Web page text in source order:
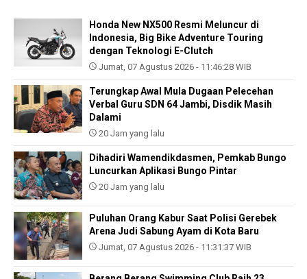
Honda New NX500 Resmi Meluncur di
Indonesia, Big Bike Adventure Touring
dengan Teknologi E-Clutch
Jumat, 07 Agustus 2026 - 11:46:28 WIB
Terungkap Awal Mula Dugaan Pelecehan
Verbal Guru SDN 64 Jambi, Disdik Masih
Dalami
20 Jam yang lalu
Dihadiri Wamendikdasmen, Pemkab Bungo
Luncurkan Aplikasi Bungo Pintar
20 Jam yang lalu
Puluhan Orang Kabur Saat Polisi Gerebek
Arena Judi Sabung Ayam di Kota Baru
Jumat, 07 Agustus 2026 - 11:31:37 WIB